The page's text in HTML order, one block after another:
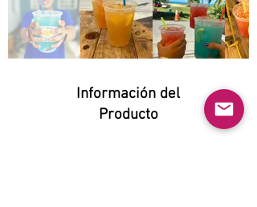
Información del
Producto